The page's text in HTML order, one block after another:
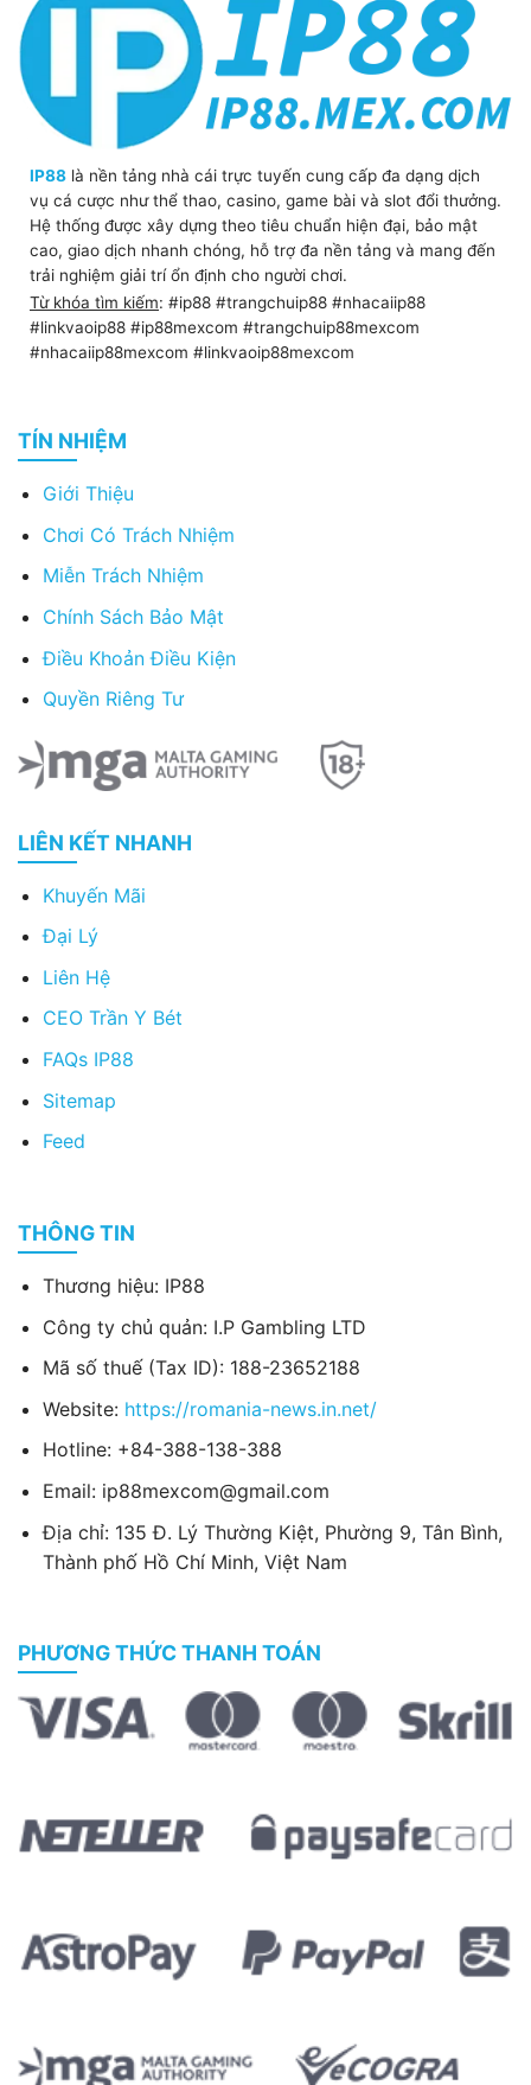
IP88 là nền tảng nhà cái trực tuyến cung cấp đa dạng dịch
vụ cá cược như thể thao, casino, game bài và slot đổi thưởng.
Hệ thống được xây dựng theo tiêu chuẩn hiện đại, bảo mật
cao, giao dịch nhanh chóng, hỗ trợ đa nền tảng và mang đến
trải nghiệm giải trí ổn định cho người chơi.
Từ khóa tìm kiếm: #ip88 #trangchuip88 #nhacaiip88
#linkvaoip88 #ip88mexcom #trangchuip88mexcom
#nhacaiip88mexcom #linkvaoip88mexcom
TÍN NHIỆM
Giới Thiệu
Chơi Có Trách Nhiệm
Miễn Trách Nhiệm
Chính Sách Bảo Mật
Điều Khoản Điều Kiện
Quyền Riêng Tư
LIÊN KẾT NHANH
Khuyến Mãi
Đại Lý
Liên Hệ
CEO Trần Y Bét
FAQs IP88
Sitemap
Feed
THÔNG TIN
Thương hiệu: IP88
Công ty chủ quản: I.P Gambling LTD
Mã số thuế (Tax ID): 188-23652188
Website: https://romania-news.in.net/
Hotline: +84-388-138-388
Email: ip88mexcom@gmail.com
Địa chỉ: 135 Đ. Lý Thường Kiệt, Phường 9, Tân Bình,
Thành phố Hồ Chí Minh, Việt Nam
PHƯƠNG THỨC THANH TOÁN